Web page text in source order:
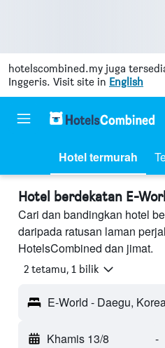
hotelscombined.my juga
Inggeris. Visit site in English
Hotel termurah
Hotel berdekatan E-
Cari dan bandingkan hotel
daripada ratusan laman
HotelsCombined dan jimat.
2 tetamu, 1 bilik
E-World - Daegu,
Khamis 13/8 -